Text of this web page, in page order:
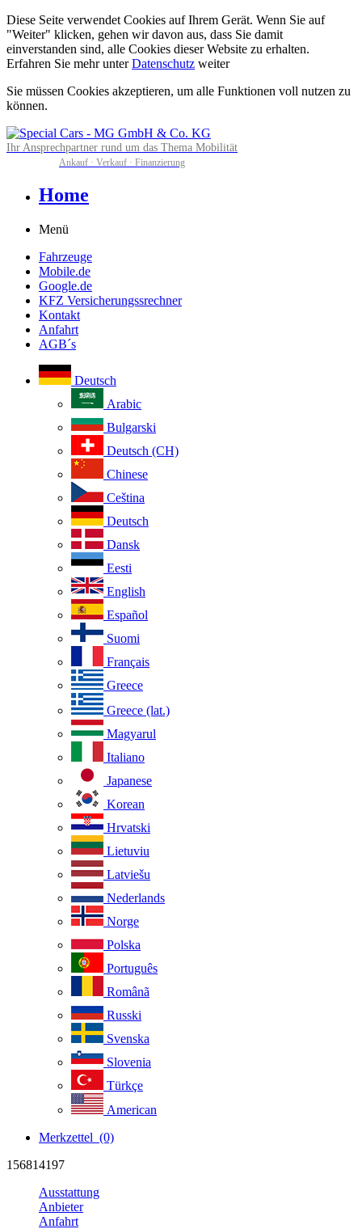
Diese Seite verwendet Cookies auf Ihrem Gerät. Wenn Sie auf
"Weiter" klicken, gehen wir davon aus, dass Sie damit
einverstanden sind, alle Cookies dieser Website zu erhalten.
Erfahren Sie mehr unterDatenschutz weiter
Sie müssen Cookies akzeptieren, um alle Funktionen voll nutzen zu
können.
Ihr Ansprechpartner rund um das Thema Mobilität
Ankauf · Verkauf · Finanzierung
Home
Menü
Fahrzeuge
Mobile.de
Google.de
KFZ Versicherungssrechner
Kontakt
Anfahrt
AGB´s
Deutsch
Arabic
Bulgarski
Deutsch (CH)
Chinese
Ceština
Deutsch
Dansk
Eesti
English
Español
Suomi
Français
Greece
Greece (lat.)
Magyarul
Italiano
Japanese
Korean
Hrvatski
Lietuviu
Latviešu
Nederlands
Norge
Polska
Português
Românã
Russki
Svenska
Slovenia
Türkçe
American
Merkzettel (0)
156814197
Ausstattung
Anbieter
Anfahrt